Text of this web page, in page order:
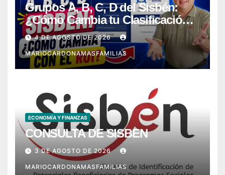
Grupos A, B, C, D del Sisbén:
¿Cómo Cambia tu Clasificación
con el RUI?
4 DE AGOSTO DE 2026
MARIOCARDONAMASFAMILIAS
ECONOMÍA Y FINANZAS
CONSULTA DE SISBEN
3 DE AGOSTO DE 2026
MARIOCARDONAMASFAMILIAS